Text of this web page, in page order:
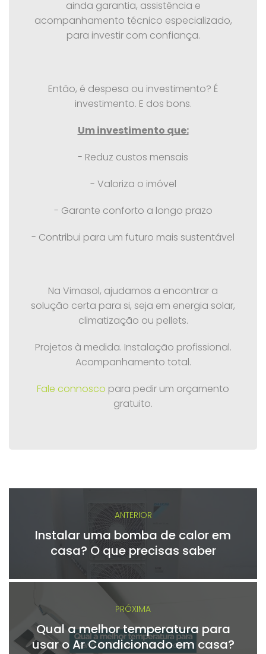
ainda garantia, assistência e
acompanhamento técnico especializado,
para investir com confiança.
Então, é despesa ou investimento? É
investimento. E dos bons.
Um investimento que:
- Reduz custos mensais
- Valoriza o imóvel
- Garante conforto a longo prazo
- Contribui para um futuro mais sustentável
Na Vimasol, ajudamos a encontrar a
solução certa para si, seja em energia solar,
climatização ou pellets.
Projetos à medida. Instalação profissional.
Acompanhamento total.
Fale connosco para pedir um orçamento
gratuito.
ANTERIOR
Instalar uma bomba de calor em
casa? O que precisas saber
PRÓXIMA
Qual a melhor temperatura para
usar o Ar Condicionado em casa?